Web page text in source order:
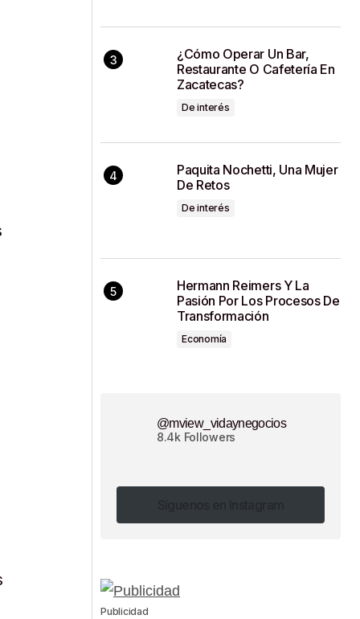
¿Cómo Operar Un Bar,
Restaurante O Cafetería En
Zacatecas?
De interés
Paquita Nochetti, Una Mujer
De Retos
De interés
Hermann Reimers Y La
Pasión Por Los Procesos De
Transformación
Economía
@mview_vidaynegocios
8.4k Followers
Síguenos en Instagram
Síguenos en Instagram
Publicidad